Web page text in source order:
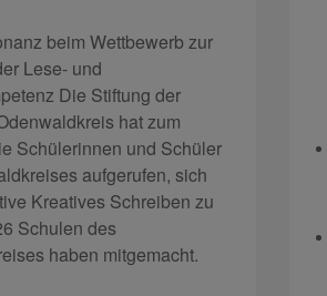
beim Wettbewerb zur
Lese- und
Die Stiftung der
hat zum
Schülerinnen und Schüler
aufgerufen, sich
Kreatives Schreiben zu
Schulen des
haben mitgemacht.